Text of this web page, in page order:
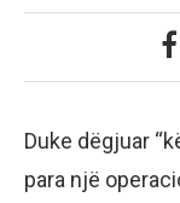
Duke dëgjuar
para një